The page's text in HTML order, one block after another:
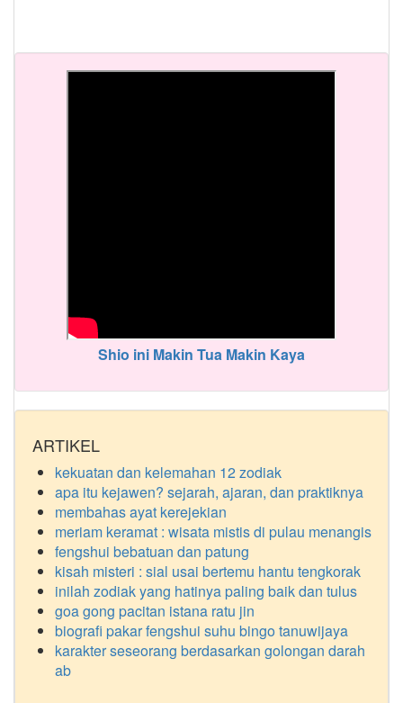
Shio ini Makin Tua Makin Kaya
ARTIKEL
kekuatan dan kelemahan 12 zodiak
apa itu kejawen? sejarah, ajaran, dan praktiknya
membahas ayat kerejekian
meriam keramat : wisata mistis di pulau menangis
fengshui bebatuan dan patung
kisah misteri : sial usai bertemu hantu tengkorak
inilah zodiak yang hatinya paling baik dan tulus
goa gong pacitan istana ratu jin
biografi pakar fengshui suhu bingo tanuwijaya
karakter seseorang berdasarkan golongan darah
ab